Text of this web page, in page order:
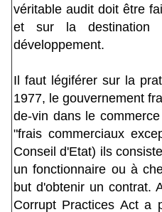
véritable audit doit être
et sur la destination
développement.
Il faut légiférer sur la
1977, le gouvernement
de-vin dans le
"frais commerciaux
Conseil d'Etat) ils
un fonctionnaire ou à
but d'obtenir un contrat.
Corrupt Practices Act a